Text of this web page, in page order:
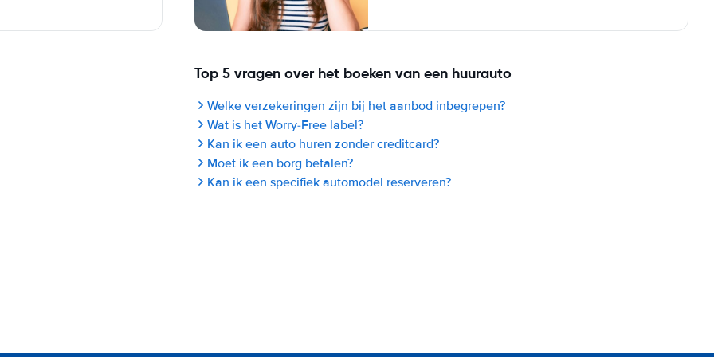
Top 5 vragen over het boeken van een huurauto
Welke verzekeringen zijn bij het aanbod inbegrepen?
Wat is het Worry-Free label?
Kan ik een auto huren zonder creditcard?
Moet ik een borg betalen?
Kan ik een specifiek automodel reserveren?